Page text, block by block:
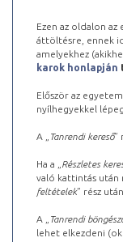
Ezen az oldalon
áttöltésre, ennek
amelyekhez
karok honlapján
Először az
nyílhegyekkel
A „ Tanrendi kereső”
Ha a „ Részletes
való kattintás után
feltételek” rész
A „ Tanrendi
lehet elkezdeni